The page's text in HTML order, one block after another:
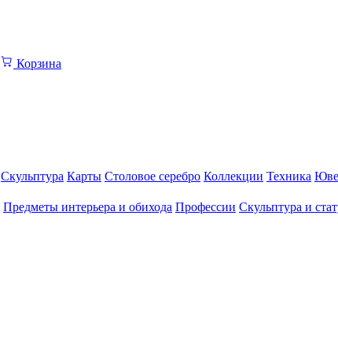
Корзина
Скульптура Карты Столовое серебро Коллекции Техника
Предметы интерьера и обихода Профессии Скульптура и